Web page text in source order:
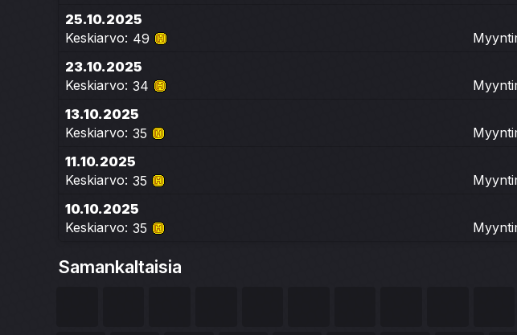
25.10.2025
Keskiarvo: 49
23.10.2025
Keskiarvo: 34
13.10.2025
Keskiarvo: 35
11.10.2025
Keskiarvo: 35
10.10.2025
Keskiarvo: 35
Samankaltaisia